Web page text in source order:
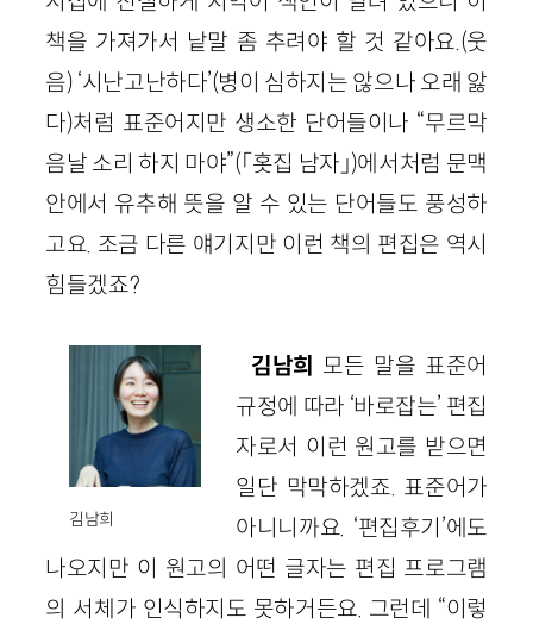
책을 가져가서 낱말 좀 추려야 할 것 같아요.(웃
음) ‘시난고난하다’(병이 심하지는 않으나 오래 앓
다)처럼 표준어지만 생소한 단어들이나 “무르막
음날 소리 하지 마야”(「홋집 남자」)에서처럼 문맥
안에서 유추해 뜻을 알 수 있는 단어들도 풍성하
고요. 조금 다른 얘기지만 이런 책의 편집은 역시
힘들겠죠?
김남희
김남희 모든 말을 표준어
규정에 따라 ‘바로잡는’ 편집
자로서 이런 원고를 받으면
일단 막막하겠죠. 표준어가
아니니까요. ‘편집후기’에도
나오지만 이 원고의 어떤 글자는 편집 프로그램
의 서체가 인식하지도 못하거든요. 그런데 “이렇